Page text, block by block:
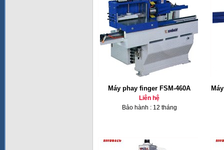
Máy phay finger FSM-460A
Liên hệ
Bảo hành : 12 tháng